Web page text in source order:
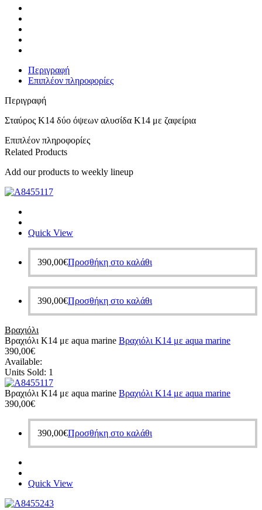
ζαφείρια
ποσότητα
Περιγραφή
Επιπλέον πληροφορίες
Περιγραφή
Σταύρος Κ14 δύο όψεων αλυσίδα Κ14 με ζαφείρια
Επιπλέον πληροφορίες
Related Products
Add our products to weekly lineup
Quick View
390,00€Προσθήκη στο καλάθι
390,00€Προσθήκη στο καλάθι
Βραχιόλι
Βραχιόλι Κ14 με aqua marine Βραχιόλι Κ14 με aqua marine
390,00€
Available:
Units Sold: 1
Βραχιόλι Κ14 με aqua marine Βραχιόλι Κ14 με aqua marine
390,00€
390,00€Προσθήκη στο καλάθι
Quick View